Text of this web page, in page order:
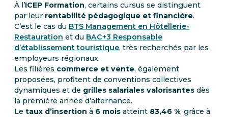
À l’ICEP Formation, certains cursus se distinguent
par leur rentabilité pédagogique et financière.
C’est le cas du BTS Management en Hôtellerie-
Restauration et du BAC+3 Responsable
d’établissement touristique, très recherchés par les
employeurs régionaux.
Les filières commerce et vente, également
proposées, profitent de conventions collectives
dynamiques et de grilles salariales valorisantes dès
la première année d’alternance.
Le taux d’insertion à 6 mois atteint 83,46 %, grâce à